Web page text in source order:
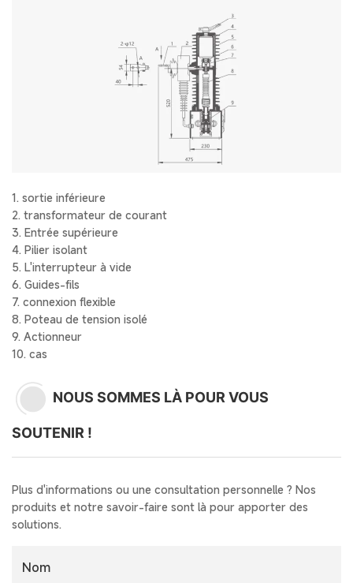
1. sortie inférieure
2. transformateur de courant
3. Entrée supérieure
4. Pilier isolant
5. L'interrupteur à vide
6. Guides-fils
7. connexion flexible
8. Poteau de tension isolé
9. Actionneur
10. cas
NOUS SOMMES LÀ POUR VOUS
SOUTENIR !
Plus d'informations ou une consultation personnelle ? Nos
produits et notre savoir-faire sont là pour apporter des
solutions.